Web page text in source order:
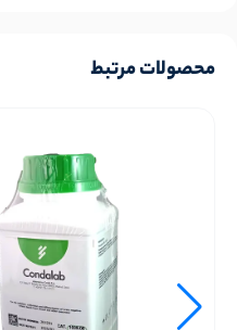
محصولات مرتبط